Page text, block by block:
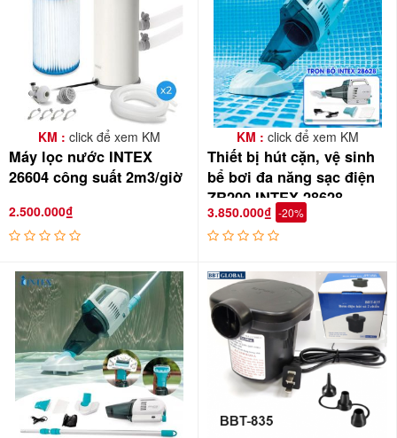
KM : click để xem KM
Máy lọc nước INTEX
26604 công suất 2m3/giờ
2.500.000₫
KM : click để xem KM
Thiết bị hút cặn, vệ sinh
bể bơi đa năng sạc điện
ZR200 INTEX 28628
3.850.000₫ -20%